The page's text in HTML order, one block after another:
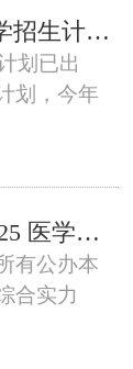
2026 河北对口临床医学招生计划总人数多少？公办民办院校名额、缩招影响、报考策略全解析
划已出
划，今年
河北北方学院 2024-2025 医学类对口本科录取分数线汇总
有公办本
合实力